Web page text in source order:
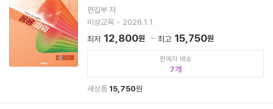
편집부 저
비상교육
2026.1.1.
최저 12,800원 최고 15,750원
판매자 배송
7
새상품 15,750원